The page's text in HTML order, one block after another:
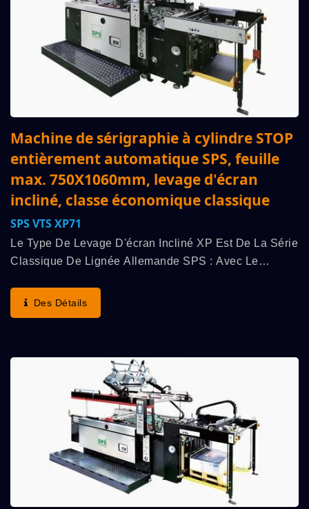
Machine de sérigraphie à cylindre STOP
entièrement automatique SPS, feuille
max. 750X1060mm, levage d'écran
incliné, classe économique classique
SPS VTS XP71
Le Type De Levage D'écran Incliné XP Est De La Série
Classique De Lignée Allemande SPS : Avec Le
Il Démontre La Vitesse De Fonctionnement La Plus...
Des Détails